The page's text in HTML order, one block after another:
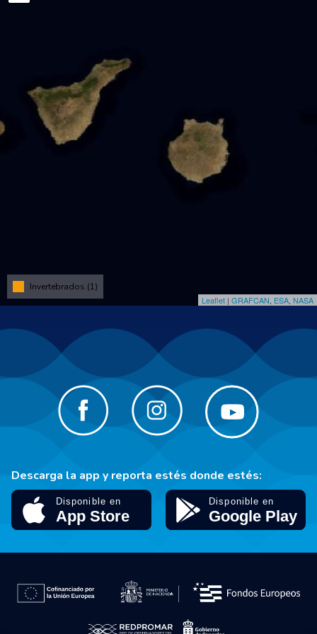
Invertebrados (1)
Leaflet | GRAFCAN ESA NASA
Descarga la app y reporta estés donde estés: